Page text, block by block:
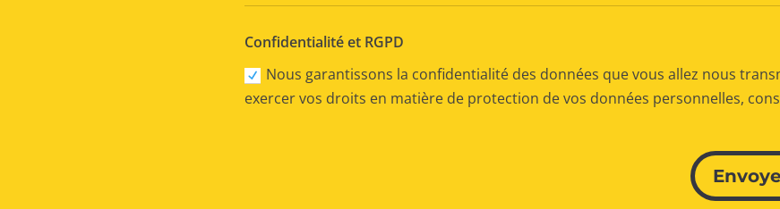
Confidentialité et RGPD
Nous garantissons la confidentialité des données que vous allez nous
exercer vos droits en matière de protection de vos données personnelles,